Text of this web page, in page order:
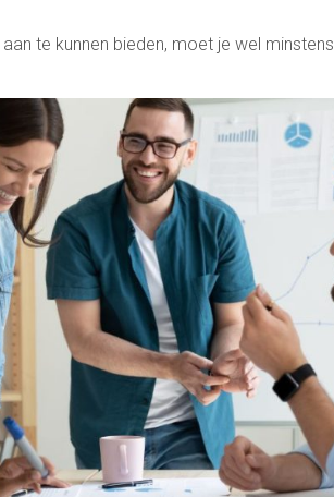
te kunnen bieden, moet je wel